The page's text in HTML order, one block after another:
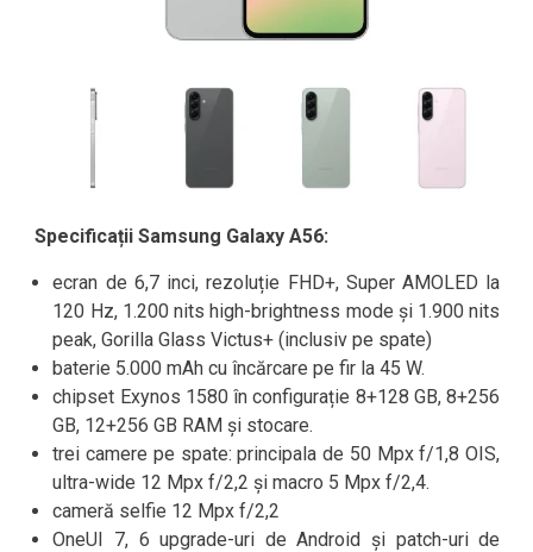
Specificații Samsung Galaxy A56:
ecran de 6,7 inci, rezoluție FHD+, Super AMOLED la
120 Hz, 1.200 nits high-brightness mode și 1.900 nits
peak, Gorilla Glass Victus+ (inclusiv pe spate)
baterie 5.000 mAh cu încărcare pe fir la 45 W.
chipset Exynos 1580 în configurație 8+128 GB, 8+256
GB, 12+256 GB RAM și stocare.
trei camere pe spate: principala de 50 Mpx f/1,8 OIS,
ultra-wide 12 Mpx f/2,2 și macro 5 Mpx f/2,4.
cameră selfie 12 Mpx f/2,2
OneUI 7, 6 upgrade-uri de Android și patch-uri de